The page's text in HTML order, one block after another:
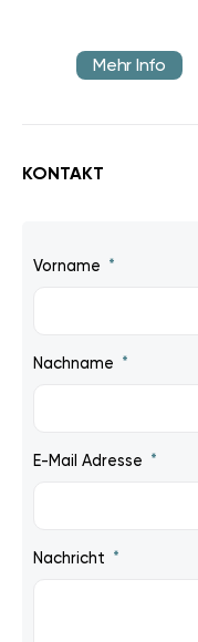
Mehr Info
KONTAKT
Vorname
Nachname
E-Mail Adresse
Nachricht